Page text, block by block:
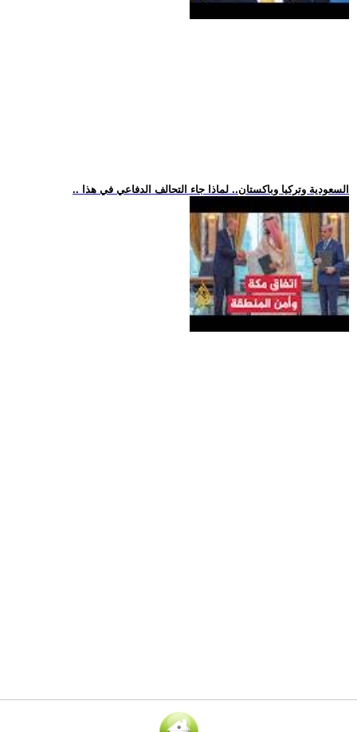
.. السعودية وتركيا وباكستان.. لماذا جاء التحالف الدفاعي في هذا